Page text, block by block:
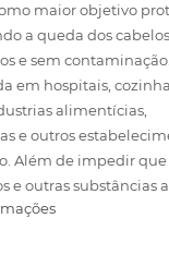
maior objetivo
a queda dos
e sem
em hospitais,
alimentícias,
e outros
Além de impedir que
e outras substâncias
ser utilizada para